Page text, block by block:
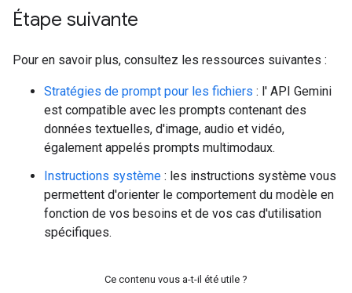
Étape suivante
Pour en savoir plus, consultez les ressources suivantes :
Stratégies de prompt pour les fichiers : l' API Gemini
est compatible avec les prompts contenant des
données textuelles, d'image, audio et vidéo,
également appelés prompts multimodaux.
Instructions système : les instructions système vous
permettent d'orienter le comportement du modèle en
fonction de vos besoins et de vos cas d'utilisation
spécifiques.
Ce contenu vous a-t-il été utile ?